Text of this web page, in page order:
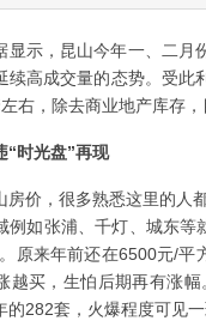
显示，昆山今年一、二月
续高成交量的态势。受
右，除去商业地产库存
“时光盘”再现
房价，很多熟悉这里的人
例如张浦、千灯、城东等
原来年前还在6500元/
越买，生怕后期再有涨
的282套，火爆程度可见一